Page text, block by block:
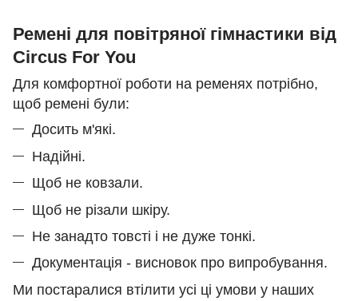
Ремені для повітряної гімнастики від
Circus For You
Для комфортної роботи на ременях потрібно,
щоб ремені були:
Досить м'які.
Надійні.
Щоб не ковзали.
Щоб не різали шкіру.
Не занадто товсті і не дуже тонкі.
Документація - висновок про випробування.
Ми постаралися втілити усі ці умови у наших